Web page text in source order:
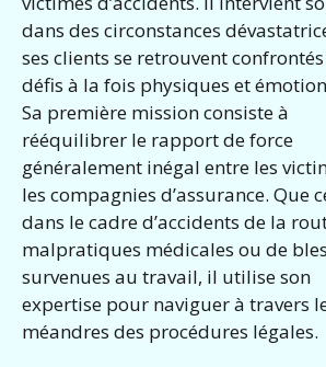
dans des circonstances
ses clients se retrouvent
défis à la fois physiques et
Sa première mission consiste à
rééquilibrer le rapport de force
généralement inégal entre les
les compagnies d’assurance. Que
dans le cadre d’accidents de la
malpratiques médicales ou de
survenues au travail, il utilise son
expertise pour naviguer à travers
méandres des procédures légales.